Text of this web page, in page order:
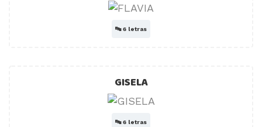
🔤6 letras
GISELA
🔤6 letras